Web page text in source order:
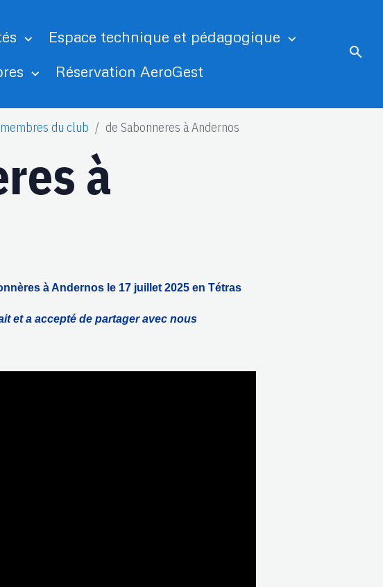
Espace technique et pédagogique
Réservation AeroGest
du club de Sabonneres à Andernos
à
à Andernos le 17 juillet 2025 en Tétras
et a accepté de partager avec nous